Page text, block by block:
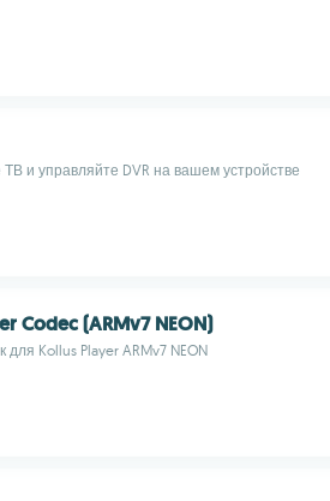
ТВ и управляйте DVR на вашем устройстве
Codec (ARMv7 NEON)
для Kollus Player ARMv7 NEON